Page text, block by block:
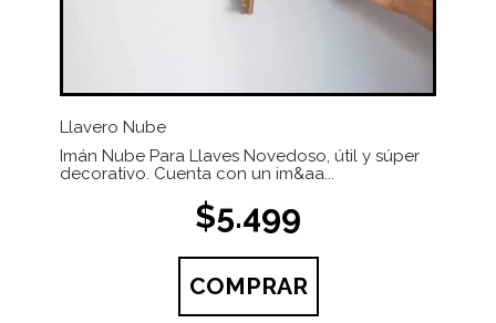
Llavero Nube
Imán Nube Para Llaves Novedoso, útil y súper
decorativo. Cuenta con un im&aa...
$5.499
COMPRAR